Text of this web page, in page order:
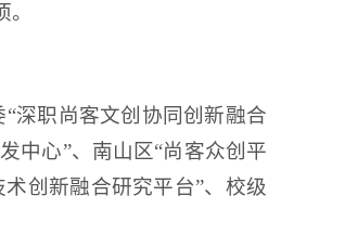
深职尚客文创协同创新融合
中心”、南山区“尚客众创平
创新融合研究平台”、校级